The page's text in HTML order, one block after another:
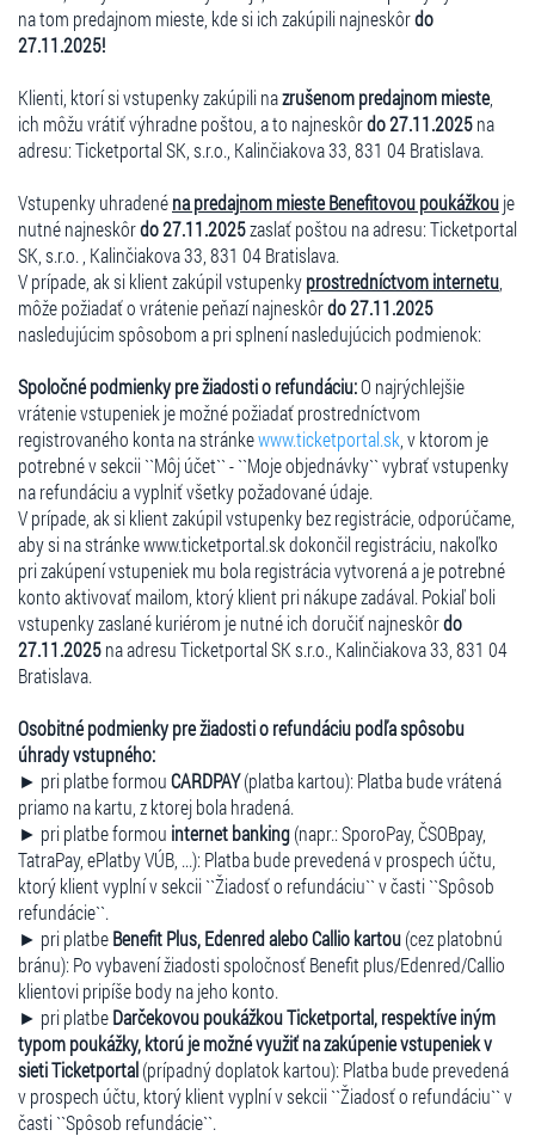
na tom predajnom mieste, kde si ich zakúpili najneskôrdo
27.11.2025!
Klienti, ktorí si vstupenky zakúpili nazrušenom predajnom mieste,
ich môžu vrátiť výhradne poštou, a to najneskôrdo 27.11.2025na
adresu: Ticketportal SK, s.r.o., Kalinčiakova 33, 831 04 Bratislava.
Vstupenky uhradenéna predajnom mieste Benefitovou poukážkouje
nutné najneskôrdo 27.11.2025zaslať poštou na adresu: Ticketportal
SK, s.r.o. , Kalinčiakova 33, 831 04 Bratislava.
V prípade, ak si klient zakúpil vstupenkyprostredníctvom internetu
môže požiadať o vrátenie peňazí najneskôrdo 27.11.2025
nasledujúcim spôsobom a pri splnení nasledujúcich podmienok:
Spoločné podmienky pre žiadosti o refundáciu:O najrýchlejšie
vrátenie vstupeniek je možné požiadať prostredníctvom
registrovaného konta na stránkewww.ticketportal.sk , v ktorom je
potrebné v sekcii ``Môj účet`` - ``Moje objednávky`` vybrať vstupenky
na refundáciu a vyplniť všetky požadované údaje.
V prípade, ak si klient zakúpil vstupenky bez registrácie, odporúčame,
aby si na stránke www.ticketportal.sk dokončil registráciu, nakoľko
pri zakúpení vstupeniek mu bola registrácia vytvorená a je potrebné
konto aktivovať mailom, ktorý klient pri nákupe zadával. Pokiaľ boli
vstupenky zaslané kuriérom je nutné ich doručiť najneskôrdo
27.11.2025na adresu Ticketportal SK s.r.o., Kalinčiakova 33, 831 04
Bratislava.
Osobitné podmienky pre žiadosti o refundáciu podľa spôsobu
úhrady vstupného:
► pri platbe formouCARDPAY(platba kartou): Platba bude vrátená
priamo na kartu, z ktorej bola hradená.
► pri platbe formou internet banking(napr.: SporoPay, ČSOBpay,
TatraPay, ePlatby VÚB, ...): Platba bude prevedená v prospech účtu,
ktorý klient vyplní v sekcii ``Žiadosť o refundáciu`` v časti ``Spôsob
refundácie``.
► pri platbeBenefit Plus, Edenred alebo Callio kartou(cez platobnú
bránu): Po vybavení žiadosti spoločnosť Benefit plus/Edenred/Callio
klientovi pripíše body na jeho konto.
► pri platbeDarčekovou poukážkou Ticketportal, respektíve iným
typom poukážky, ktorú je možné využiť na zakúpenie vstupeniek v
sieti Ticketportal(prípadný doplatok kartou): Platba bude prevedená
v prospech účtu, ktorý klient vyplní v sekcii ``Žiadosť o refundáciu`` v
časti ``Spôsob refundácie``.